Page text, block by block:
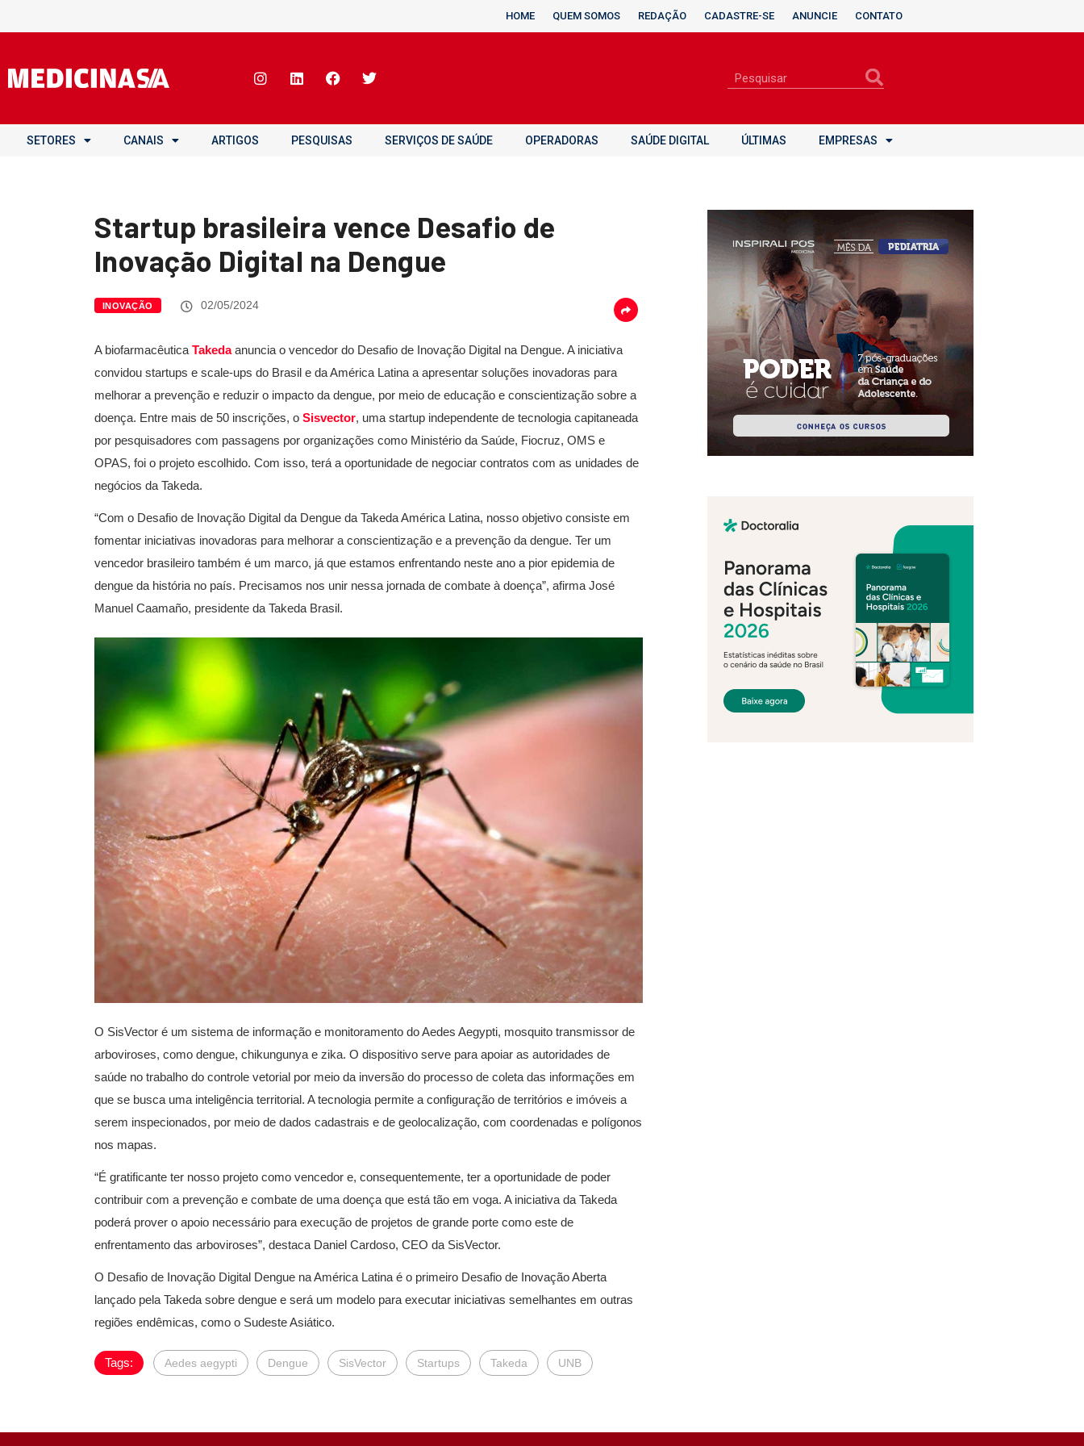
HOME QUEM SOMOS REDAÇÃO CADASTRE-SE ANUNCIE CONTATO
SETORES CANAIS ARTIGOS PESQUISAS SERVIÇOS DE SAÚDE OPERADORAS SAÚDE DIGITAL ÚLTIMAS EMPRESAS
Startup brasileira vence Desafio de
Inovação Digital na Dengue
INOVAÇÃO 02/05/2024
A biofarmacêutica Takedaanuncia o vencedor do Desafio de Inovação Digital na Dengue. A iniciativa
convidou startups e scale-ups do Brasil e da América Latina a apresentar soluções inovadoras para
melhorar a prevenção e reduzir o impacto da dengue, por meio de educação e conscientização sobre a
doença. Entre mais de 50 inscrições, o Sisvector, uma startup independente de tecnologia capitaneada
por pesquisadores com passagens por organizações como Ministério da Saúde, Fiocruz, OMS e
OPAS, foi o projeto escolhido. Com isso, terá a oportunidade de negociar contratos com as unidades de
negócios da Takeda.
“Com o Desafio de Inovação Digital da Dengue da Takeda América Latina, nosso objetivo consiste em
fomentar iniciativas inovadoras para melhorar a conscientização e a prevenção da dengue. Ter um
vencedor brasileiro também é um marco, já que estamos enfrentando neste ano a pior epidemia de
dengue da história no país. Precisamos nos unir nessa jornada de combate à doença”, afirma José
Manuel Caamaño, presidente da Takeda Brasil.
O SisVector é um sistema de informação e monitoramento do Aedes Aegypti, mosquito transmissor de
arboviroses, como dengue, chikungunya e zika. O dispositivo serve para apoiar as autoridades de
saúde no trabalho do controle vetorial por meio da inversão do processo de coleta das informações em
que se busca uma inteligência territorial. A tecnologia permite a configuração de territórios e imóveis a
serem inspecionados, por meio de dados cadastrais e de geolocalização, com coordenadas e polígonos
nos mapas.
“É gratificante ter nosso projeto como vencedor e, consequentemente, ter a oportunidade de poder
contribuir com a prevenção e combate de uma doença que está tão em voga. A iniciativa da Takeda
poderá prover o apoio necessário para execução de projetos de grande porte como este de
enfrentamento das arboviroses”, destaca Daniel Cardoso, CEO da SisVector.
O Desafio de Inovação Digital Dengue na América Latina é o primeiro Desafio de Inovação Aberta
lançado pela Takeda sobre dengue e será um modelo para executar iniciativas semelhantes em outras
regiões endêmicas, como o Sudeste Asiático.
Tags: Aedes aegypti Dengue SisVector Startups Takeda UNB